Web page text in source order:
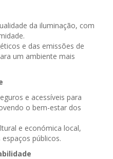
da iluminação, com
e das emissões de
um ambiente mais
e acessíveis para
o bem-estar dos
e económica local,
públicos.